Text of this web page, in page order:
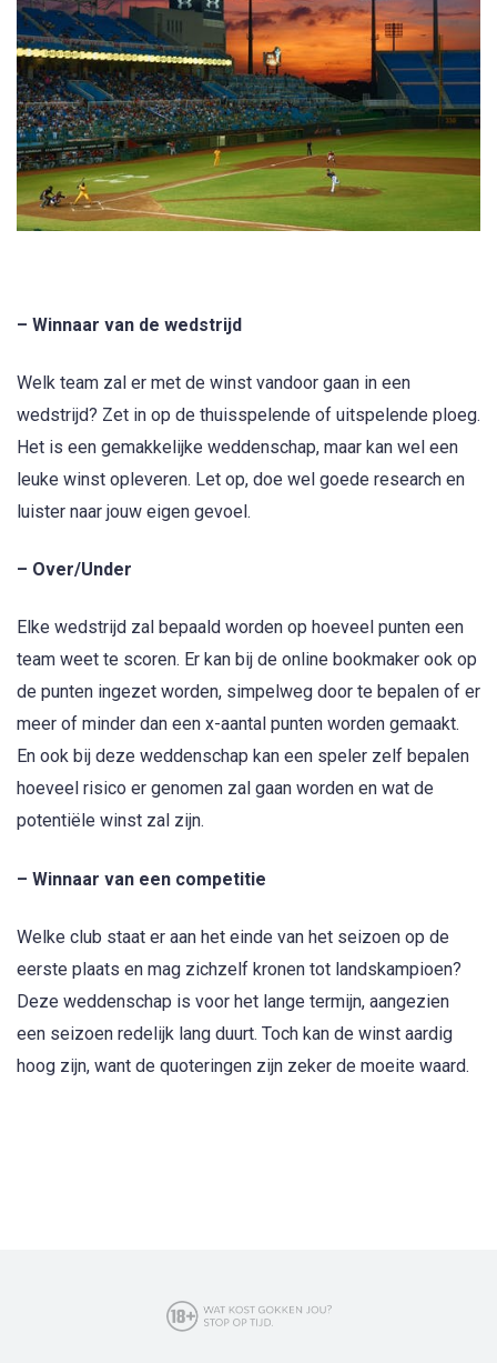
– Winnaar van de wedstrijd
Welk team zal er met de winst vandoor gaan in een
wedstrijd? Zet in op de thuisspelende of uitspelende ploeg.
Het is een gemakkelijke weddenschap, maar kan wel een
leuke winst opleveren. Let op, doe wel goede research en
luister naar jouw eigen gevoel.
– Over/Under
Elke wedstrijd zal bepaald worden op hoeveel punten een
team weet te scoren. Er kan bij de online bookmaker ook op
de punten ingezet worden, simpelweg door te bepalen of er
meer of minder dan een x-aantal punten worden gemaakt.
En ook bij deze weddenschap kan een speler zelf bepalen
hoeveel risico er genomen zal gaan worden en wat de
potentiële winst zal zijn.
– Winnaar van een competitie
Welke club staat er aan het einde van het seizoen op de
eerste plaats en mag zichzelf kronen tot landskampioen?
Deze weddenschap is voor het lange termijn, aangezien
een seizoen redelijk lang duurt. Toch kan de winst aardig
hoog zijn, want de quoteringen zijn zeker de moeite waard.